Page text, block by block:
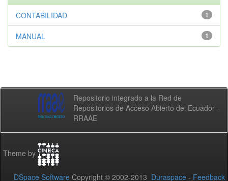
1
CONTABILIDAD
1
MANUAL
Repositorio integrado a la Red de
Repositorios de Acceso Abierto del Ecuador -
RRAAE
Theme by
DSpace Software Copyright © 2002-2013 Duraspace - Feedback